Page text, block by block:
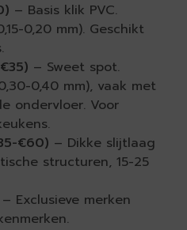
– Basis klik PVC.
0,20 mm). Geschikt
– Sweet spot.
0,40 mm), vaak met
ondervloer. Voor
€60) – Dikke slijtlaag
structuren, 15-25
– Exclusieve merken